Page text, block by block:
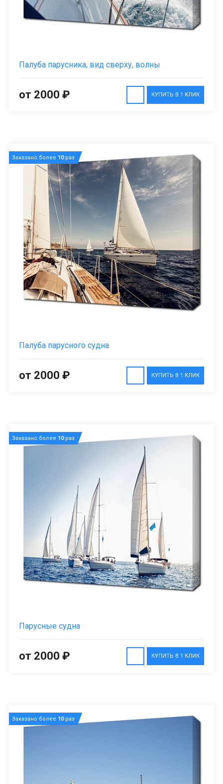
Палуба парусника, вид сверху, волны
КУПИТЬ В 1 КЛИК
от 2000 ₽
Заказано более 10раз
Палуба парусного судна
КУПИТЬ В 1 КЛИК
от 2000 ₽
Заказано более 10раз
Парусные судна
КУПИТЬ В 1 КЛИК
от 2000 ₽
Заказано более 10раз